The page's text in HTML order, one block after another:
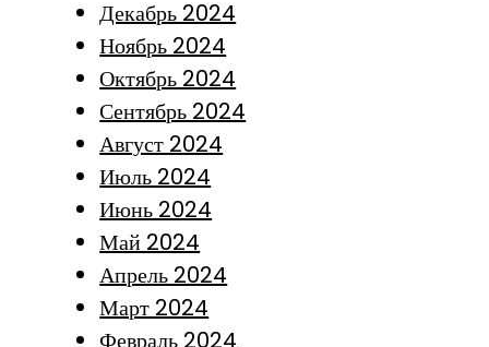
Декабрь 2024
Ноябрь 2024
Октябрь 2024
Сентябрь 2024
Август 2024
Июль 2024
Июнь 2024
Май 2024
Апрель 2024
Март 2024
Февраль 2024